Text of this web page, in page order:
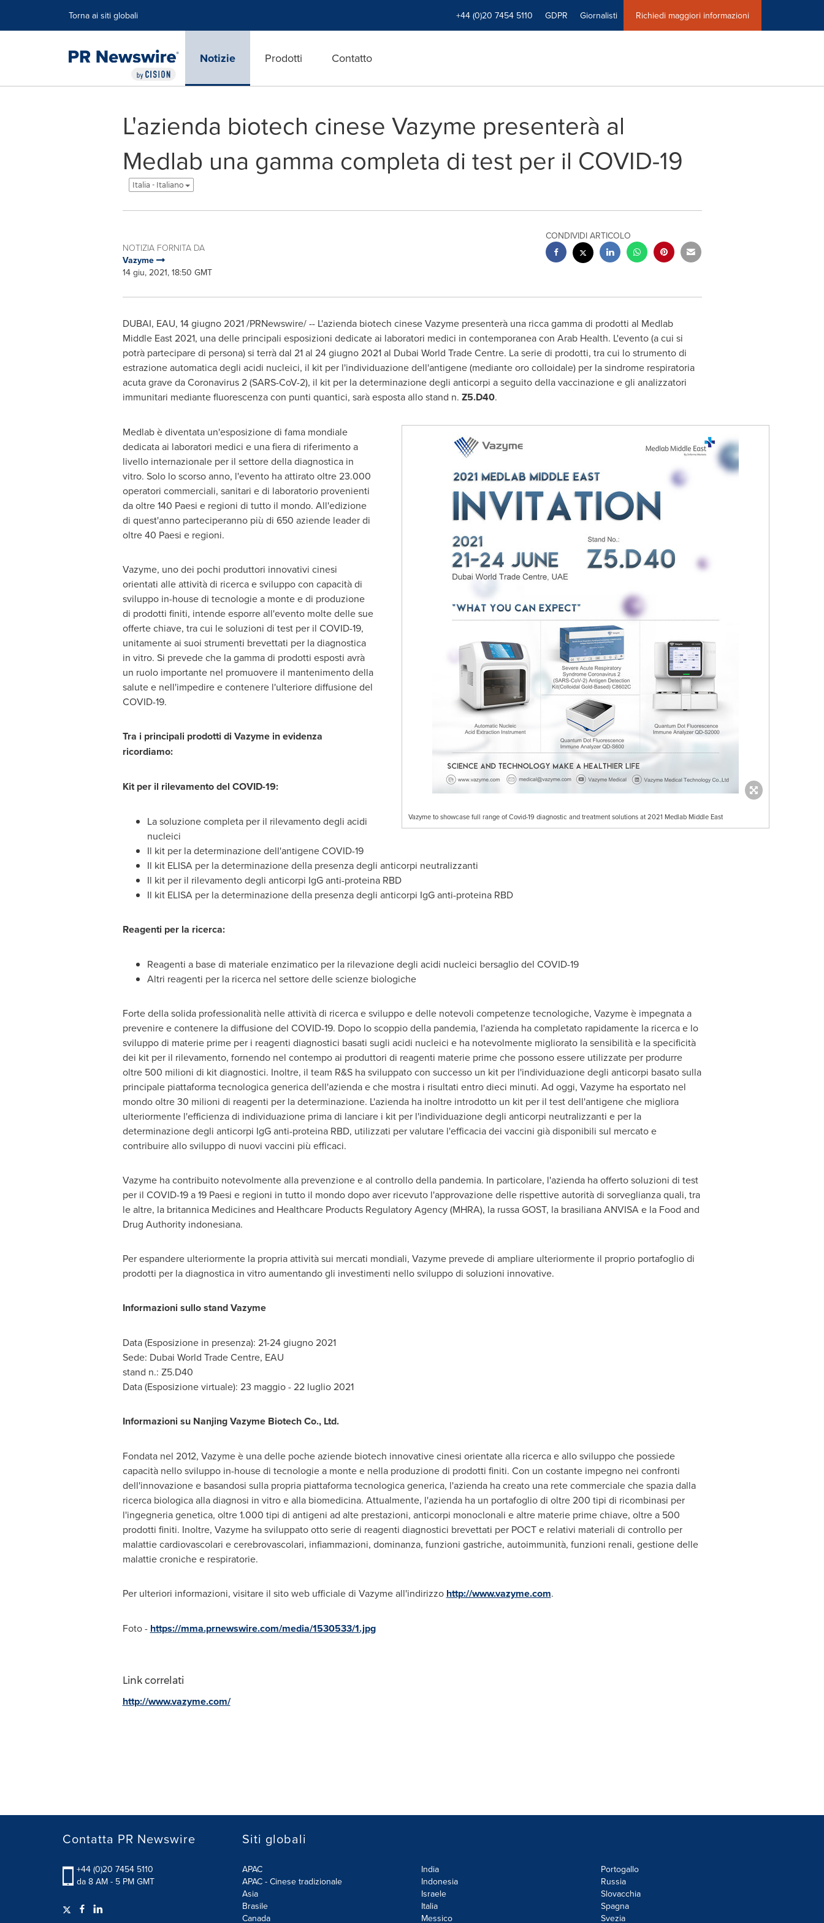
Torna ai siti globali +44 (0)20 7454 5110 GDPR Giornalisti Richiedi maggiori informazioni
Notizie Prodotti Contatto
L'azienda biotech cinese Vazyme presenterà al
Medlab una gamma completa di test per il COVID-19
Italia - Italiano
NOTIZIA FORNITA DA
Vazyme
14 giu, 2021, 18:50 GMT
CONDIVIDI ARTICOLO
DUBAI, EAU, 14 giugno 2021 /PRNewswire/ -- L'azienda biotech cinese Vazyme presenterà una ricca gamma di prodotti al Medlab
Middle East 2021, una delle principali esposizioni dedicate ai laboratori medici in contemporanea con Arab Health. L'evento (a cui si
potrà partecipare di persona) si terrà dal 21 al 24 giugno 2021 al Dubai World Trade Centre. La serie di prodotti, tra cui lo strumento di
estrazione automatica degli acidi nucleici, il kit per l'individuazione dell'antigene (mediante oro colloidale) per la sindrome respiratoria
acuta grave da Coronavirus 2 (SARS-CoV-2), il kit per la determinazione degli anticorpi a seguito della vaccinazione e gli analizzatori
immunitari mediante fluorescenza con punti quantici, sarà esposta allo stand n. Z5.D40.
Vazyme to showcase full range of Covid-19 diagnostic and treatment solutions at 2021 Medlab Middle East
Medlab è diventata un'esposizione di fama mondiale
dedicata ai laboratori medici e una fiera di riferimento a
livello internazionale per il settore della diagnostica in
vitro. Solo lo scorso anno, l'evento ha attirato oltre 23.000
operatori commerciali, sanitari e di laboratorio provenienti
da oltre 140 Paesi e regioni di tutto il mondo. All'edizione
di quest'anno parteciperanno più di 650 aziende leader di
oltre 40 Paesi e regioni.
Vazyme, uno dei pochi produttori innovativi cinesi
orientati alle attività di ricerca e sviluppo con capacità di
sviluppo in-house di tecnologie a monte e di produzione
di prodotti finiti, intende esporre all'evento molte delle sue
offerte chiave, tra cui le soluzioni di test per il COVID-19,
unitamente ai suoi strumenti brevettati per la diagnostica
in vitro. Si prevede che la gamma di prodotti esposti avrà
un ruolo importante nel promuovere il mantenimento della
salute e nell'impedire e contenere l'ulteriore diffusione del
COVID-19.
Tra i principali prodotti di Vazyme in evidenza
ricordiamo:
Kit per il rilevamento del COVID-19:
La soluzione completa per il rilevamento degli acidi
nucleici
Il kit per la determinazione dell'antigene COVID-19
Il kit ELISA per la determinazione della presenza degli anticorpi neutralizzanti
Il kit per il rilevamento degli anticorpi IgG anti-proteina RBD
Il kit ELISA per la determinazione della presenza degli anticorpi IgG anti-proteina RBD
Reagenti per la ricerca:
Reagenti a base di materiale enzimatico per la rilevazione degli acidi nucleici bersaglio del COVID-19
Altri reagenti per la ricerca nel settore delle scienze biologiche
Forte della solida professionalità nelle attività di ricerca e sviluppo e delle notevoli competenze tecnologiche, Vazyme è impegnata a
prevenire e contenere la diffusione del COVID-19. Dopo lo scoppio della pandemia, l'azienda ha completato rapidamente la ricerca e lo
sviluppo di materie prime per i reagenti diagnostici basati sugli acidi nucleici e ha notevolmente migliorato la sensibilità e la specificità
dei kit per il rilevamento, fornendo nel contempo ai produttori di reagenti materie prime che possono essere utilizzate per produrre
oltre 500 milioni di kit diagnostici. Inoltre, il team R&S ha sviluppato con successo un kit per l'individuazione degli anticorpi basato sulla
principale piattaforma tecnologica generica dell'azienda e che mostra i risultati entro dieci minuti. Ad oggi, Vazyme ha esportato nel
mondo oltre 30 milioni di reagenti per la determinazione. L'azienda ha inoltre introdotto un kit per il test dell'antigene che migliora
ulteriormente l'efficienza di individuazione prima di lanciare i kit per l'individuazione degli anticorpi neutralizzanti e per la
determinazione degli anticorpi IgG anti-proteina RBD, utilizzati per valutare l'efficacia dei vaccini già disponibili sul mercato e
contribuire allo sviluppo di nuovi vaccini più efficaci.
Vazyme ha contribuito notevolmente alla prevenzione e al controllo della pandemia. In particolare, l'azienda ha offerto soluzioni di test
per il COVID-19 a 19 Paesi e regioni in tutto il mondo dopo aver ricevuto l'approvazione delle rispettive autorità di sorveglianza quali, tra
le altre, la britannica Medicines and Healthcare Products Regulatory Agency (MHRA), la russa GOST, la brasiliana ANVISA e la Food and
Drug Authority indonesiana.
Per espandere ulteriormente la propria attività sui mercati mondiali, Vazyme prevede di ampliare ulteriormente il proprio portafoglio di
prodotti per la diagnostica in vitro aumentando gli investimenti nello sviluppo di soluzioni innovative.
Informazioni sullo stand Vazyme
Data (Esposizione in presenza): 21-24 giugno 2021
Sede: Dubai World Trade Centre, EAU
stand n.: Z5.D40
Data (Esposizione virtuale): 23 maggio - 22 luglio 2021
Informazioni su Nanjing Vazyme Biotech Co., Ltd.
Fondata nel 2012, Vazyme è una delle poche aziende biotech innovative cinesi orientate alla ricerca e allo sviluppo che possiede
capacità nello sviluppo in-house di tecnologie a monte e nella produzione di prodotti finiti. Con un costante impegno nei confronti
dell'innovazione e basandosi sulla propria piattaforma tecnologica generica, l'azienda ha creato una rete commerciale che spazia dalla
ricerca biologica alla diagnosi in vitro e alla biomedicina. Attualmente, l'azienda ha un portafoglio di oltre 200 tipi di ricombinasi per
l'ingegneria genetica, oltre 1.000 tipi di antigeni ad alte prestazioni, anticorpi monoclonali e altre materie prime chiave, oltre a 500
prodotti finiti. Inoltre, Vazyme ha sviluppato otto serie di reagenti diagnostici brevettati per POCT e relativi materiali di controllo per
malattie cardiovascolari e cerebrovascolari, infiammazioni, dominanza, funzioni gastriche, autoimmunità, funzioni renali, gestione delle
malattie croniche e respiratorie.
Per ulteriori informazioni, visitare il sito web ufficiale di Vazyme all'indirizzo http://www.vazyme.com.
Foto - https://mma.prnewswire.com/media/1530533/1.jpg
Link correlati
http://www.vazyme.com/
Contatta PR Newswire
+44 (0)20 7454 5110
da 8 AM - 5 PM GMT
Siti globali
APAC
APAC - Cinese tradizionale
Asia
Brasile
Canada
India
Indonesia
Israele
Italia
Messico
Portogallo
Russia
Slovacchia
Spagna
Svezia